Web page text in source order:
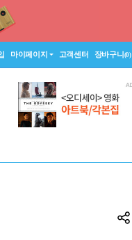
마이페이지 고객센터 장바구니(0)